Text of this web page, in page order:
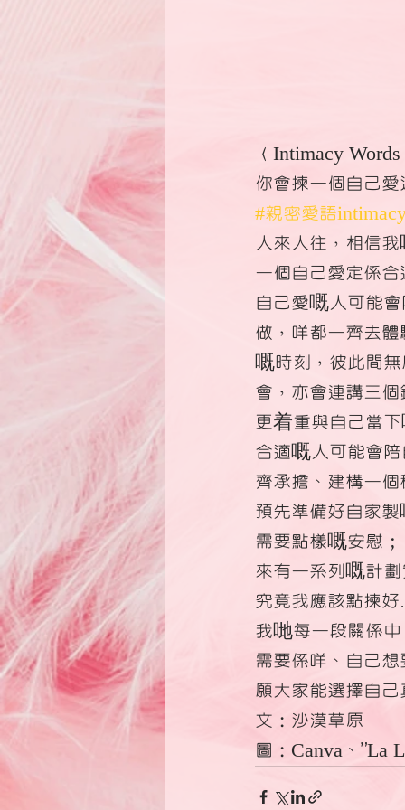
〈Intimacy
你會揀一個自己
#親密愛語
人來人往，相信
一個自己愛定係
自己愛嘅人可能
做，咩都一齊去
嘅時刻，彼此間
會，亦會連講三
更着重與自己當
合適嘅人可能會
齊承擔、建構一
預先準備好自家
需要點樣嘅安慰
來有一系列嘅計
究竟我應該點揀
我哋每一段關係
需要係咩、自己
願大家能選擇自
文：沙漠草原
圖：Canva、”La